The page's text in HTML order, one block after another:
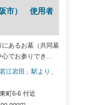
市） 使用者
あるお墓（共同墓
心でお参りでき…
江岩田」駅より、
町6-6 付近